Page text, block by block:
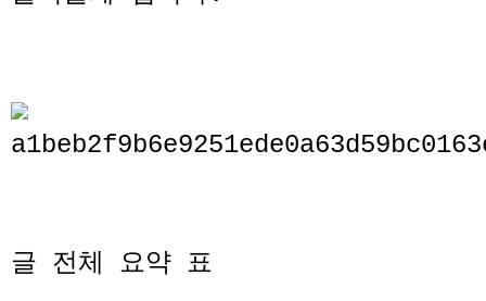
글 전체 요약 표